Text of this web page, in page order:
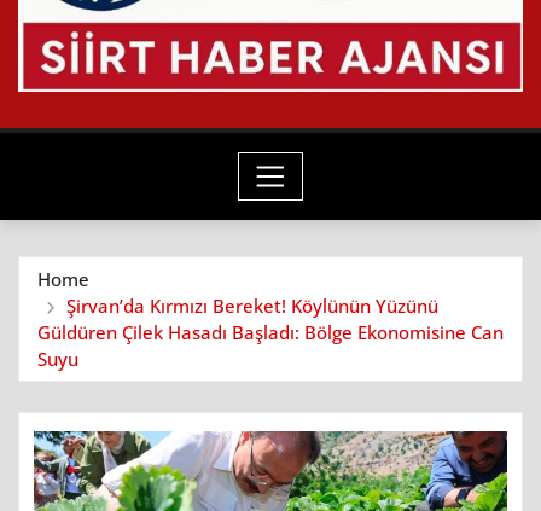
Home
Şirvan’da Kırmızı Bereket! Köylünün Yüzünü
Güldüren Çilek Hasadı Başladı: Bölge Ekonomisine Can
Suyu